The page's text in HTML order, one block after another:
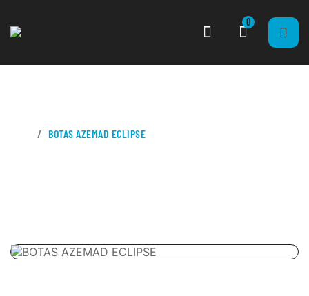
0
BOTAS AZEMAD ECLIPSE